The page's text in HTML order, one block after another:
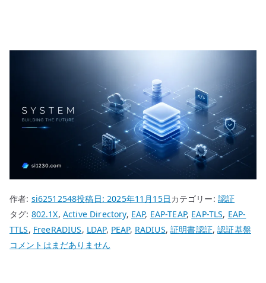
作者: si62512548投稿日:2025年11月15日カテゴリー: 認証
タグ: 802.1X, Active Directory, EAP, EAP-TEAP, EAP-TLS, EAP-
TTLS, FreeRADIUS, LDAP, PEAP, RADIUS,証明書認証,認証基盤
EAP-
コメントはまだありません